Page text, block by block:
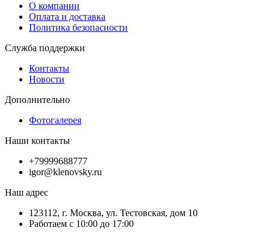
О компании
Оплата и доставка
Политика безопасности
Служба поддержки
Контакты
Новости
Дополнительно
Фотогалерея
Наши контакты
+79999688777
igor@klenovsky.ru
Наш адрес
123112, г. Москва, ул. Тестовская, дом 10
Работаем с 10:00 до 17:00